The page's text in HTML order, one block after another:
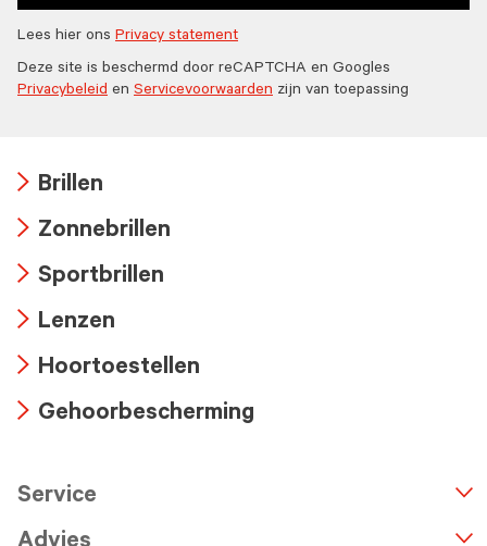
Lees hier ons Privacy statement
Deze site is beschermd door reCAPTCHA en Googles
Privacybeleid en Servicevoorwaarden zijn van toepassing
icon
Brillen
icon
Zonnebrillen
icon
Sportbrillen
icon
Lenzen
icon
Hoortoestellen
Gehoorbescherming
Service